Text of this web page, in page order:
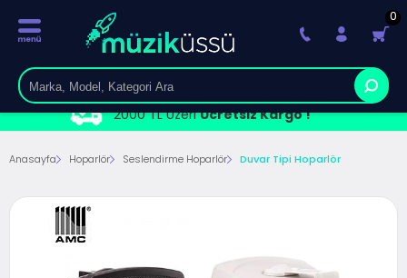
2000 TL ÜzeriÜcretsiz Kargo !
0
Anasayfa Hoparlör Seslendirme Hoparlör Duvar Tipi Hoparlör